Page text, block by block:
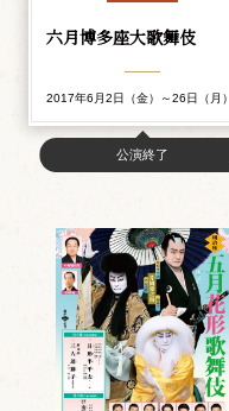
六月博多座大歌舞伎
2017年6月2日（金）～26日（月）
公演終了